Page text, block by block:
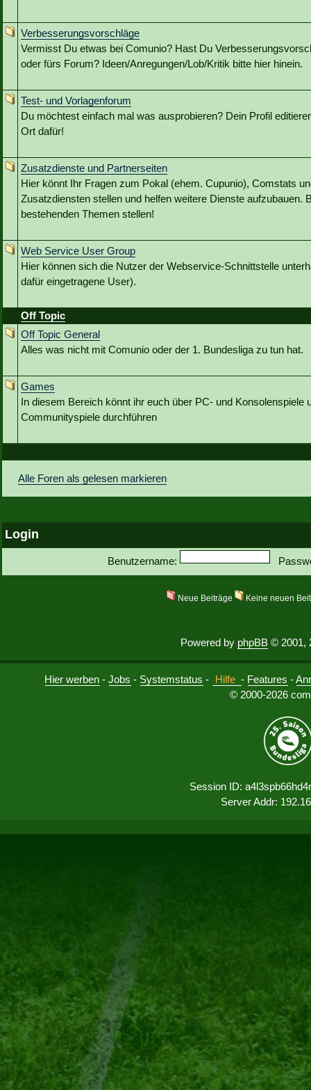
Verbesserungsvorschläge
Vermisst Du etwas bei Comunio? Hast Du
oder fürs Forum? Ideen/Anregungen/Lob/Kritik bitte hier hinein.
Test- und Vorlagenforum
Du möchtest einfach mal was ausprobieren? Dein Profil
Ort dafür!
Zusatzdienste und Partnerseiten
Hier könnt Ihr Fragen zum Pokal (ehem. Cupunio), Comstats
Zusatzdiensten stellen und helfen weitere Dienste aufzubauen.
bestehenden Themen stellen!
Web Service User Group
Hier können sich die Nutzer der Webservice-Schnittstelle
dafür eingetragene User).
Off Topic
Off Topic General
Alles was nicht mit Comunio oder der 1. Bundesliga zu tun hat.
Games
In diesem Bereich könnt ihr euch über PC- und Konsolenspiele
Communityspiele durchführen
Alle Foren als gelesen markieren
Login
Benutzername:
Neue Beiträge Keine neuen
Powered by phpBB © 2001,
Hier werben -Jobs - Systemstatus - Hilfe - Features -
© 2000-2026
Session ID:
Server Addr: